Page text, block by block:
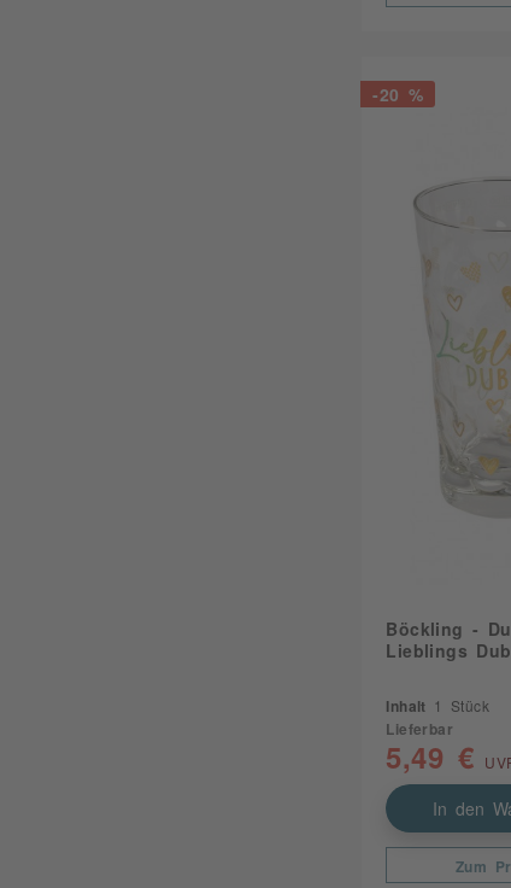
-20 %
Böckling -
Lieblings
Inhalt 1 Stück
Lieferbar
5,49 €
In den
Zum